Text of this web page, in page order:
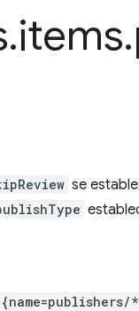
.items.
se